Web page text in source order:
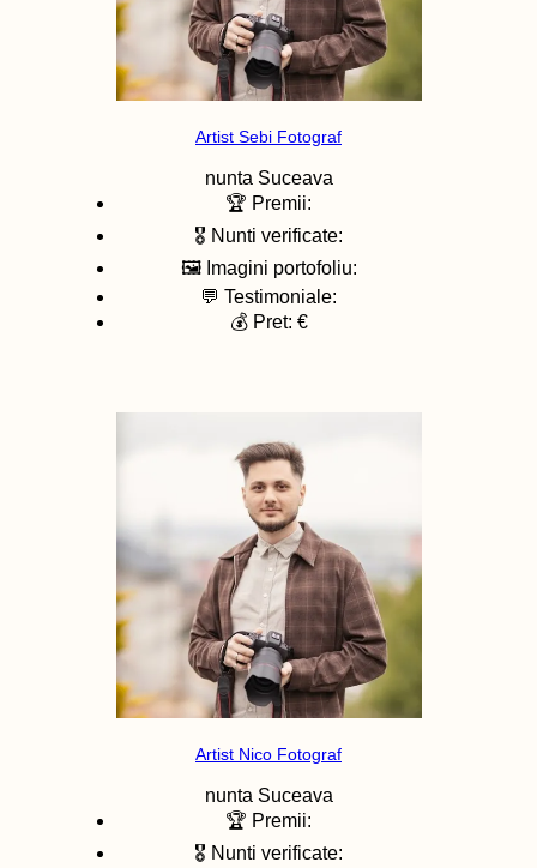
Artist Sebi Fotograf
nunta Suceava
🏆 Premii:
🎖️ Nunti verificate:
🖼️ Imagini portofoliu:
💬 Testimoniale:
💰 Pret: €
Artist Nico Fotograf
nunta Suceava
🏆 Premii:
🎖️ Nunti verificate: